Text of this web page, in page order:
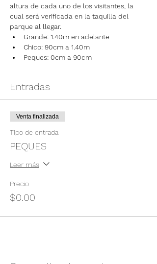
altura de cada uno de los visitantes, la
cual será verificada en la taquilla del
parque al llegar.
Grande: 1.40m en adelante
Chico: 90cm a 1.40m
Peques: 0cm a 90cm
Entradas
Venta finalizada
Tipo de entrada
PEQUES
Leer más
Precio
$0.00